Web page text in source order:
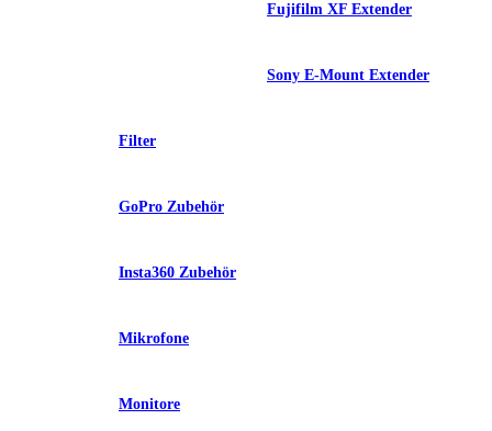
Fujifilm XF Extender
Sony E-Mount Extender
Filter
GoPro Zubehör
Insta360 Zubehör
Mikrofone
Monitore